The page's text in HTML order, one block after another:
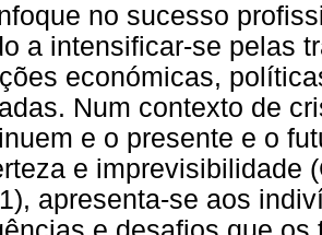
no sucesso
a intensificar-se pelas
económicas,
Num contexto de
e o presente e o
e imprevisibilidade
apresenta-se aos